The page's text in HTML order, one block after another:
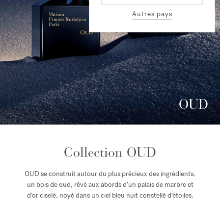
Autres pays
OUD
Collection OUD
OUD se construit autour du plus précieux des ingrédients,
un bois de oud, rêvé aux abords d’un palais de marbre et
d’or ciselé, noyé dans un ciel bleu nuit constellé d’étoiles.